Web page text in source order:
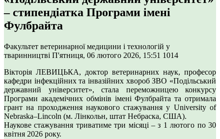
– стипендіатка Програми імені
Фулбрайта
Факультет ветеринарної медицини і технологій у
тваринництві П'ятниця, 06 лютого 2026, 15:51 1014
Вікторія ЛЕВИЦЬКА, доктор ветеринарних наук, професор
кафедри інфекційних та інвазійних хвороб ЗВО «Подільський
державний університет», стала переможницею конкурсу
Програми академічних обмінів імені Фулбрайта та отримала
грант на проходження наукового стажування у University of
Nebraska–Lincoln (м. Лінкольн, штат Небраска, США).
Наукове стажування триватиме три місяці – з 1 лютого по 30
квітня 2026 року.